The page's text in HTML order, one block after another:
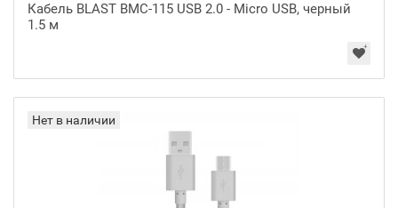
Кабель BLAST BMC-115 USB 2.0 - Micro USB, черный
1.5 м
Нет в наличии